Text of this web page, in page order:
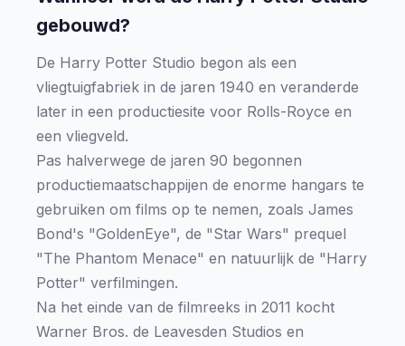
gebouwd?
De Harry Potter Studio begon als een
vliegtuigfabriek in de jaren 1940 en veranderde
later in een productiesite voor Rolls-Royce en
een vliegveld.
Pas halverwege de jaren 90 begonnen
productiemaatschappijen de enorme hangars te
gebruiken om films op te nemen, zoals James
Bond's "GoldenEye", de "Star Wars" prequel
"The Phantom Menace" en natuurlijk de "Harry
Potter" verfilmingen.
Na het einde van de filmreeks in 2011 kocht
Warner Bros. de Leavesden Studios en